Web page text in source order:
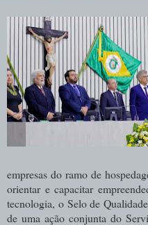
empresas do ramo de
orientar e capacitar
tecnologia, o Selo de
de uma ação conjunta do